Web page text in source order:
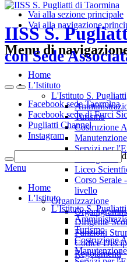
Vai alla sezione principale
Vai alla navigazione
IISS S.
con Sede
Facebook sede Taormina
Facebook sede di Furci
Pugliatti Channel
Instagram
Menu
Home
L'Istituto
L'Istituto S. Pugliatti
Turismo
Costruzione
Menu di
Home
L'Istituto
L'Istituto S. Pugliatti
Turismo
Costruzione
Servizi per
Liceo
Corso Serale
livello
Organizzazione
Dirigente
Funzioni
Codice
Regolamenti